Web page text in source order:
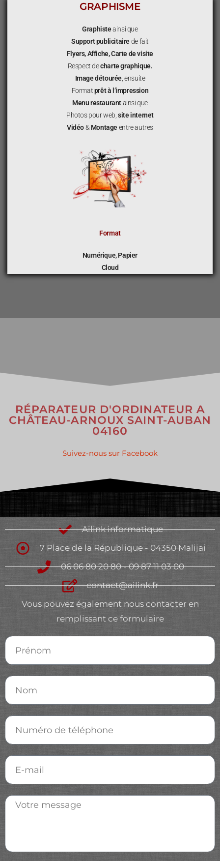
GRAPHISME
Graphisteainsi que
Support publicitairede fait
Flyers, Affiche, Carte de visite
Respect decharte graphique.
Image détourée , ensuite
Formatprêt à l’impression
Menu restaurantainsi que
Photos pour web,site internet
Vidéo& Montageentre autres
Format
Numérique, Papier
Cloud
RÉPARATEUR D'ORDINATEUR A
CHÂTEAU-ARNOUX SAINT-AUBAN
04160
Suivez-nous sur Facebook
Ailink informatique
7 Place de la République - 04350 Malijai
06 06 80 20 80 - 09 87 11 03 00
contact@ailink.fr
Vous pouvez également nous contacter en
remplissant ce formulaire